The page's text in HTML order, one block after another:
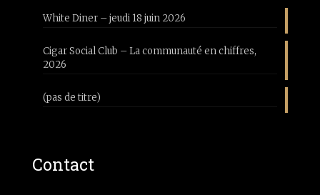
White Diner – jeudi 18 juin 2026
Cigar Social Club – La communauté en chiffres,
2026
(pas de titre)
Contact